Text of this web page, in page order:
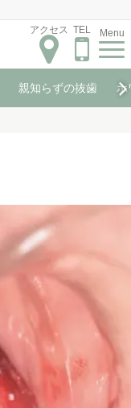
アクセス TEL Menu
親知らずの抜歯 ホ